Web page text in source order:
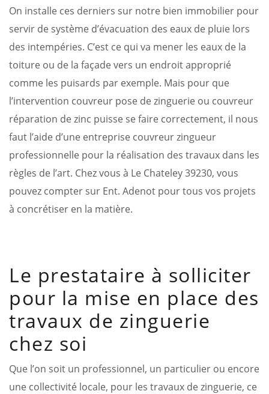
On installe ces derniers sur notre bien immobilier pour
servir de système d’évacuation des eaux de pluie lors
des intempéries. C’est ce qui va mener les eaux de la
toiture ou de la façade vers un endroit approprié
comme les puisards par exemple. Mais pour que
l’intervention couvreur pose de zinguerie ou couvreur
réparation de zinc puisse se faire correctement, il nous
faut l’aide d’une entreprise couvreur zingueur
professionnelle pour la réalisation des travaux dans les
règles de l’art. Chez vous à Le Chateley 39230, vous
pouvez compter sur Ent. Adenot pour tous vos projets
à concrétiser en la matière.
Le prestataire à solliciter
pour la mise en place des
travaux de zinguerie
chez soi
Que l’on soit un professionnel, un particulier ou encore
une collectivité locale, pour les travaux de zinguerie, ce